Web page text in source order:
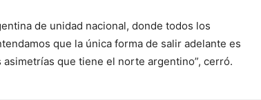
de unidad nacional, donde todos los
que la única forma de salir adelante es
que tiene el norte argentino”, cerró.